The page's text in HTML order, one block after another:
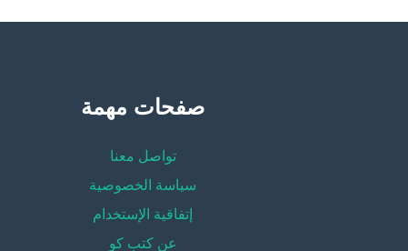
صفحات مهمة
تواصل معنا
سياسة الخصوصية
إتفاقية الإستخدام
عن كتب كو